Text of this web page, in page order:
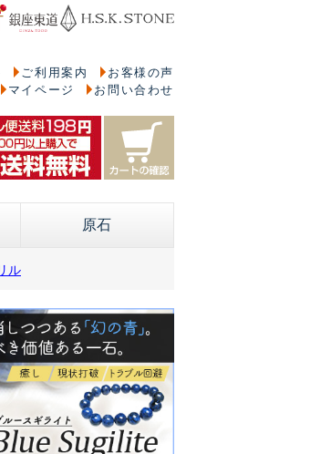
ご利用案内
お客様の声
マイページ お問い合わせ
原石
ル